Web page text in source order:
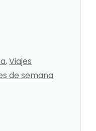
,Viajes
de semana